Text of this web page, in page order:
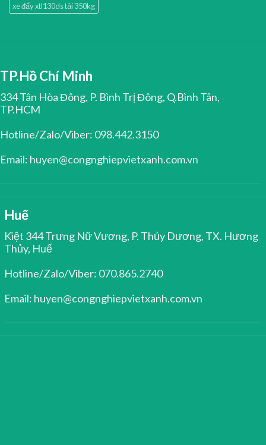
xe đẩy xtl130ds tải 350kg
TP.Hồ Chí Minh
334 Tân Hòa Đông, P. Bình Trị Đông, Q.Bình Tân,
TP.HCM
Hotline/Zalo/Viber: 098.442.3150
Email: huyen@congnghiepvietxanh.com.vn
Huế
Kiệt 344 Trưng Nữ Vương, P. Thủy Dương, TX. Hương
Thủy, Huế
Hotline/Zalo/Viber: 070.865.2740
Email: huyen@congnghiepvietxanh.com.vn